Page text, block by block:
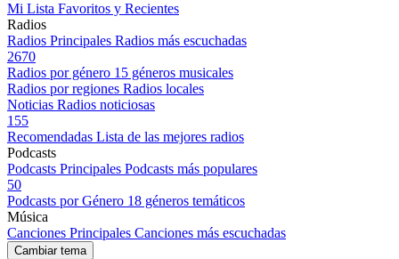
Mi Lista Favoritos y Recientes
Radios
Radios Principales Radios más escuchadas
2670
Radios por género 15 géneros musicales
Radios por regiones Radios locales
Noticias Radios noticiosas
155
Recomendadas Lista de las mejores radios
Podcasts
Podcasts Principales Podcasts más populares
50
Podcasts por Género 18 géneros temáticos
Música
Canciones Principales Canciones más escuchadas
Cambiar tema